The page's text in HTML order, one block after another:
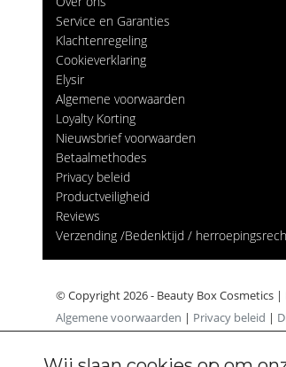
Service en Garanties
Klachtenregeling
Cookieverklaring
Elysir
Algemene voorwaarden
Loyalty Korting
Nieuwsbrief voorwaarden
Betaalmethodes
Privacy beleid
Productveiligheid
Reviews
Verzending /Bedenktijd /
© Copyright 2026 - Beauty Box Cosmetics |
Algemene voorwaarden | Privacy beleid |
Cookiebeleid